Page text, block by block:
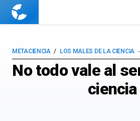
Cuaderno
No todo vale al
ciencia
METACIENCIA LOS MALES DE LA CIENCIA